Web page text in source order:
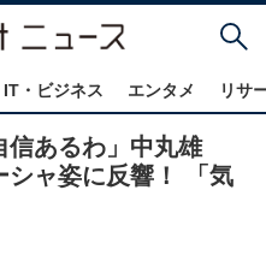
IT・ビジネス エンタメ リサ
信あるわ」中丸雄
シャ姿に反響！ 「気